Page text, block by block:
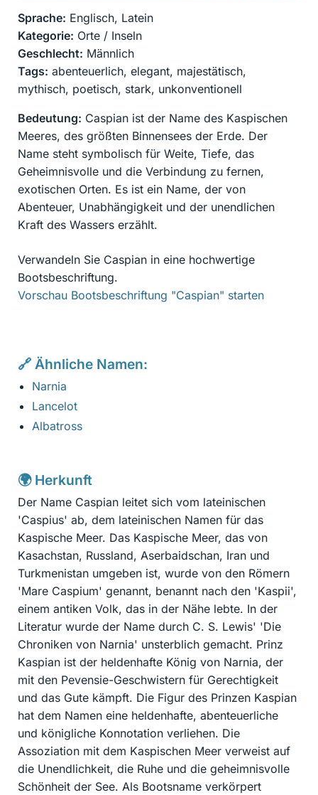
Sprache: Englisch, Latein
Kategorie: Orte / Inseln
Geschlecht: Männlich
Tags: abenteuerlich, elegant, majestätisch,
mythisch, poetisch, stark, unkonventionell
Bedeutung: Caspian ist der Name des Kaspischen
Meeres, des größten Binnensees der Erde. Der
Name steht symbolisch für Weite, Tiefe, das
Geheimnisvolle und die Verbindung zu fernen,
exotischen Orten. Es ist ein Name, der von
Abenteuer, Unabhängigkeit und der unendlichen
Kraft des Wassers erzählt.
Verwandeln Sie Caspian in eine hochwertige
Bootsbeschriftung.
Vorschau Bootsbeschriftung "Caspian" starten
🔗 Ähnliche Namen:
Narnia
Lancelot
Albatross
🌍 Herkunft
Der Name Caspian leitet sich vom lateinischen
'Caspius' ab, dem lateinischen Namen für das
Kaspische Meer. Das Kaspische Meer, das von
Kasachstan, Russland, Aserbaidschan, Iran und
Turkmenistan umgeben ist, wurde von den Römern
'Mare Caspium' genannt, benannt nach den 'Kaspii',
einem antiken Volk, das in der Nähe lebte. In der
Literatur wurde der Name durch C. S. Lewis' 'Die
Chroniken von Narnia' unsterblich gemacht. Prinz
Kaspian ist der heldenhafte König von Narnia, der
mit den Pevensie-Geschwistern für Gerechtigkeit
und das Gute kämpft. Die Figur des Prinzen Kaspian
hat dem Namen eine heldenhafte, abenteuerliche
und königliche Konnotation verliehen. Die
Assoziation mit dem Kaspischen Meer verweist auf
die Unendlichkeit, die Ruhe und die geheimnisvolle
Schönheit der See. Als Bootsname verkörpert